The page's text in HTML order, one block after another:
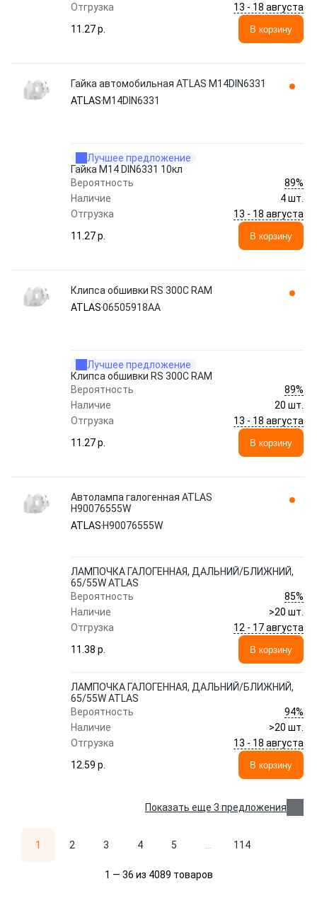
Отгрузка
13 - 18 августа
11.27 p.
В корзину
Гайка автомобильная ATLAS M14DIN6331
ATLAS M14DIN6331
Лучшее предложение
Гайка M14 DIN6331 10кл
Вероятность
89%
Наличие
4 шт.
Отгрузка
13 - 18 августа
11.27 p.
В корзину
Клипса обшивки RS 300C RAM
ATLAS06505918AA
Лучшее предложение
Клипса обшивки RS 300C RAM
Вероятность
89%
Наличие
20 шт.
Отгрузка
13 - 18 августа
11.27 p.
В корзину
Автолампа галогенная ATLAS
H90076555W
ATLAS H90076555W
ЛАМПОЧКА ГАЛОГЕННАЯ, ДАЛЬНИЙ/БЛИЖНИЙ,
65/55W ATLAS
Вероятность
85%
Наличие
>20 шт.
Отгрузка
12 - 17 августа
11.38 p.
В корзину
ЛАМПОЧКА ГАЛОГЕННАЯ, ДАЛЬНИЙ/БЛИЖНИЙ,
65/55W ATLAS
Вероятность
94%
Наличие
>20 шт.
Отгрузка
13 - 18 августа
12.59 p.
В корзину
Показать еще 3 предложения
1 2 3 4 5 114
1 — 36 из 4089 товаров